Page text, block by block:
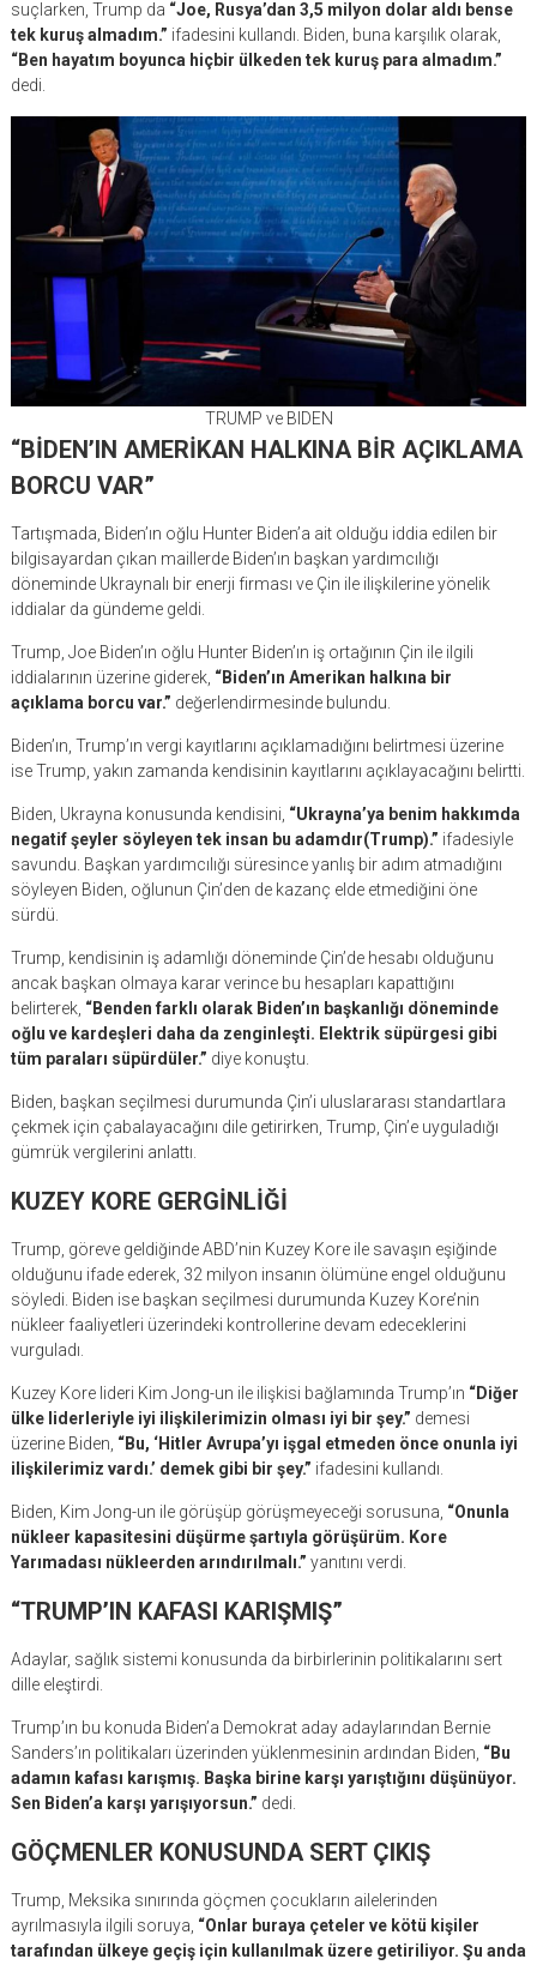
suçlarken, Trump da “Joe, Rusya’dan 3,5 milyon dolar aldı bense
tek kuruş almadım.” ifadesini kullandı. Biden, buna karşılık olarak,
“Ben hayatım boyunca hiçbir ülkeden tek kuruş para almadım.”
dedi.
TRUMP ve BIDEN
“BİDEN’IN AMERİKAN HALKINA BİR AÇIKLAMA
BORCU VAR”
Tartışmada, Biden’ın oğlu Hunter Biden’a ait olduğu iddia edilen bir
bilgisayardan çıkan maillerde Biden’ın başkan yardımcılığı
döneminde Ukraynalı bir enerji firması ve Çin ile ilişkilerine yönelik
iddialar da gündeme geldi.
Trump, Joe Biden’ın oğlu Hunter Biden’ın iş ortağının Çin ile ilgili
iddialarının üzerine giderek, “Biden’ın Amerikan halkına bir
açıklama borcu var.” değerlendirmesinde bulundu.
Biden’ın, Trump’ın vergi kayıtlarını açıklamadığını belirtmesi üzerine
ise Trump, yakın zamanda kendisinin kayıtlarını açıklayacağını belirtti.
Biden, Ukrayna konusunda kendisini, “Ukrayna’ya benim hakkımda
negatif şeyler söyleyen tek insan bu adamdır(Trump).” ifadesiyle
savundu. Başkan yardımcılığı süresince yanlış bir adım atmadığını
söyleyen Biden, oğlunun Çin’den de kazanç elde etmediğini öne
sürdü.
Trump, kendisinin iş adamlığı döneminde Çin’de hesabı olduğunu
ancak başkan olmaya karar verince bu hesapları kapattığını
belirterek, “Benden farklı olarak Biden’ın başkanlığı döneminde
oğlu ve kardeşleri daha da zenginleşti. Elektrik süpürgesi gibi
tüm paraları süpürdüler.” diye konuştu.
Biden, başkan seçilmesi durumunda Çin’i uluslararası standartlara
çekmek için çabalayacağını dile getirirken, Trump, Çin’e uyguladığı
gümrük vergilerini anlattı.
KUZEY KORE GERGİNLİĞİ
Trump, göreve geldiğinde ABD’nin Kuzey Kore ile savaşın eşiğinde
olduğunu ifade ederek, 32 milyon insanın ölümüne engel olduğunu
söyledi. Biden ise başkan seçilmesi durumunda Kuzey Kore’nin
nükleer faaliyetleri üzerindeki kontrollerine devam edeceklerini
vurguladı.
Kuzey Kore lideri Kim Jong-un ile ilişkisi bağlamında Trump’ın “Diğer
ülke liderleriyle iyi ilişkilerimizin olması iyi bir şey.” demesi
üzerine Biden, “Bu, ‘Hitler Avrupa’yı işgal etmeden önce onunla iyi
ilişkilerimiz vardı.’ demek gibi bir şey.” ifadesini kullandı.
Biden, Kim Jong-un ile görüşüp görüşmeyeceği sorusuna, “Onunla
nükleer kapasitesini düşürme şartıyla görüşürüm. Kore
Yarımadası nükleerden arındırılmalı.” yanıtını verdi.
“TRUMP’IN KAFASI KARIŞMIŞ”
Adaylar, sağlık sistemi konusunda da birbirlerinin politikalarını sert
dille eleştirdi.
Trump’ın bu konuda Biden’a Demokrat aday adaylarından Bernie
Sanders’ın politikaları üzerinden yüklenmesinin ardından Biden, “Bu
adamın kafası karışmış. Başka birine karşı yarıştığını düşünüyor.
Sen Biden’a karşı yarışıyorsun.” dedi.
GÖÇMENLER KONUSUNDA SERT ÇIKIŞ
Trump, Meksika sınırında göçmen çocukların ailelerinden
ayrılmasıyla ilgili soruya, “Onlar buraya çeteler ve kötü kişiler
tarafından ülkeye geçiş için kullanılmak üzere getiriliyor. Şu anda